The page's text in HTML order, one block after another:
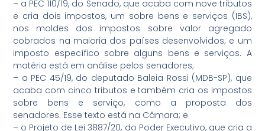
– a PEC 110/19, do Senado, que acaba com nove tributos
e cria dois impostos, um sobre bens e serviços (IBS),
nos moldes dos impostos sobre valor agregado
cobrados na maioria dos países desenvolvidos; e um
imposto específico sobre alguns bens e serviços. A
matéria está em análise pelos senadores;
– a PEC 45/19, do deputado Baleia Rossi (MDB-SP), que
acaba com cinco tributos e também cria os impostos
sobre bens e serviço, como a proposta dos
senadores. Esse texto está na Câmara; e
– o Projeto de Lei 3887/20, do Poder Executivo, que cria a